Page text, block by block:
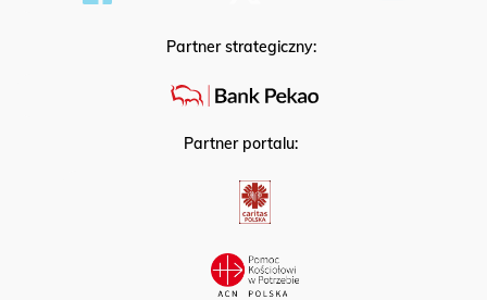
Partner strategiczny:
Partner portalu: